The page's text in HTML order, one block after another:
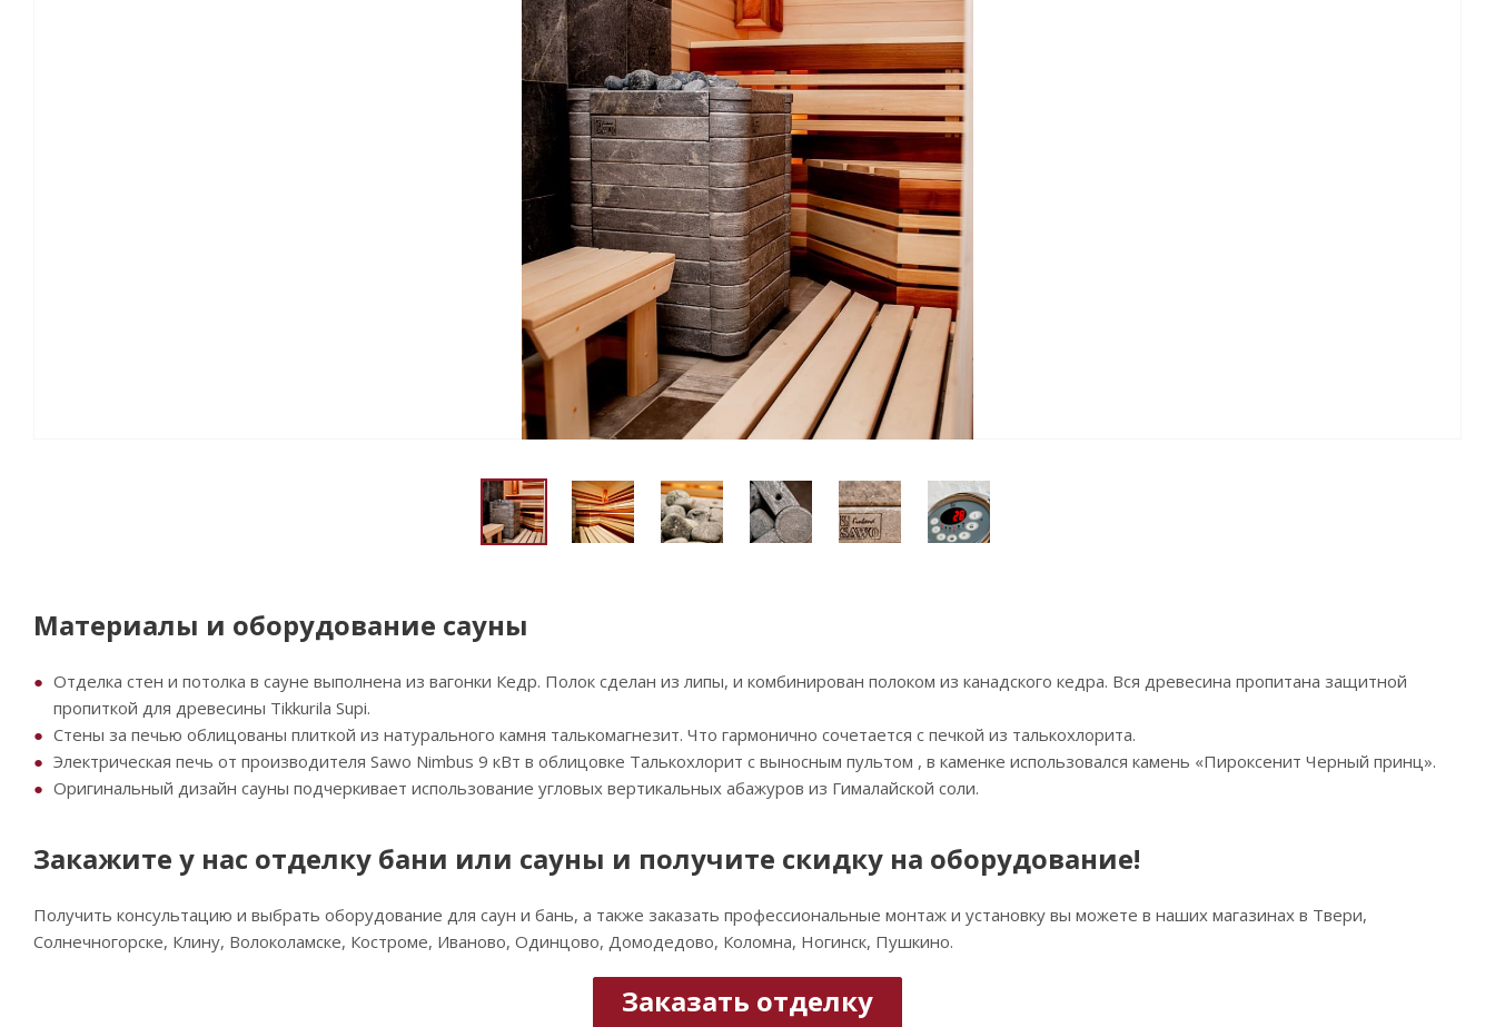
Материалы и оборудование сауны
Отделка стен и потолка в сауне выполнена из вагонки Кедр. Полок сделан из липы, и комбинирован полоком из канадского кедра. Вся древесина пропитана защитной
пропиткой для древесины Tikkurila Supi.
Стены за печью облицованы плиткой из натурального камня талькомагнезит. Что гармонично сочетается с печкой из талькохлорита.
Электрическая печь от производителя Sawo Nimbus 9 кВт в облицовке Талькохлорит с выносным пультом , в каменке использовался камень «Пироксенит Черный принц».
Оригинальный дизайн сауны подчеркивает использование угловых вертикальных абажуров из Гималайской соли.
Закажите у нас отделку бани или сауны и получите скидку на оборудование!
Получить консультацию и выбрать оборудование для саун и бань, а также заказать профессиональные монтаж и установку вы можете в наших магазинах в Твери,
Солнечногорске, Клину, Волоколамске, Костроме, Иваново, Одинцово, Домодедово, Коломна, Ногинск, Пушкино.
Заказать отделку